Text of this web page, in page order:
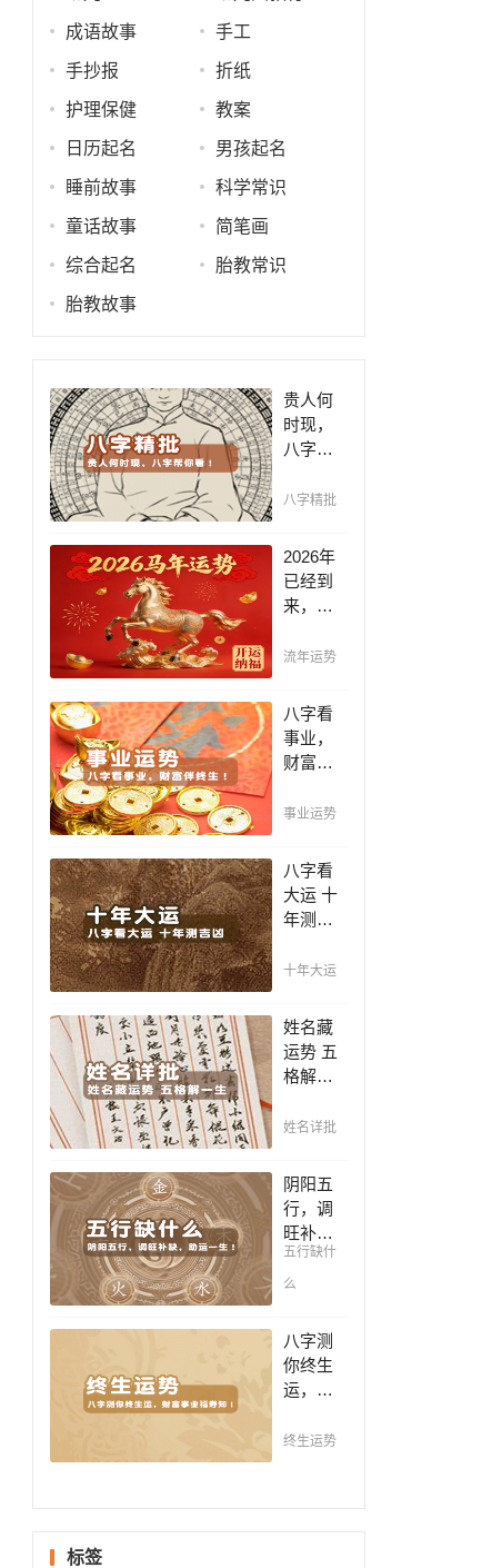
成语故事 手工
手抄报 折纸
护理保健 教案
日历起名 男孩起名
睡前故事 科学常识
童话故事 简笔画
综合起名 胎教常识
胎教故事
贵人何
时现，
八字帮
平阴阳
福，八
字精批
批出一
生好命
八字精批
2026年
已经到
来，如
把握先
吉避
凶，不
走弯
路，点
查看！
流年运势
八字看
事业，
财富伴
哪日出
最有财
官之
命，十
之八九
或富
读您的
事业天
赋，扭
不利困
事业运势
八字看
大运 十
年测吉
年一运
凶，未
来命运
全知
晓。
十年大运
姓名藏
运势 五
格解一
名判断
吉凶，
你的名
字真的
适合你
姓名详批
阴阳五
行，调
旺补
缺，助
运一
晓五
行，把
控起伏
波澜，
缺，助
五行缺什
么
八字测
你终生
运，财
福寿
终生运势
标签